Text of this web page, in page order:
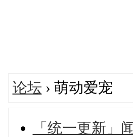
论坛 › 萌动爱宠
「统一更新」